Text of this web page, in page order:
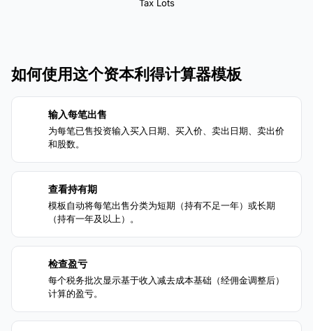
Tax Lots
如何使用这个资本利得计算器模板
输入每笔出售
为每笔已售投资输入买入日期、买入价、卖出日期、卖出价
和股数。
查看持有期
模板自动将每笔出售分类为短期（持有不足一年）或长期
（持有一年及以上）。
检查盈亏
每个税务批次显示基于收入减去成本基础（经佣金调整后）
计算的盈亏。